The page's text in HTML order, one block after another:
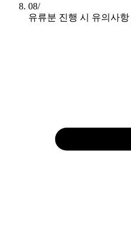
08/
유류분 진행 시 유의사항